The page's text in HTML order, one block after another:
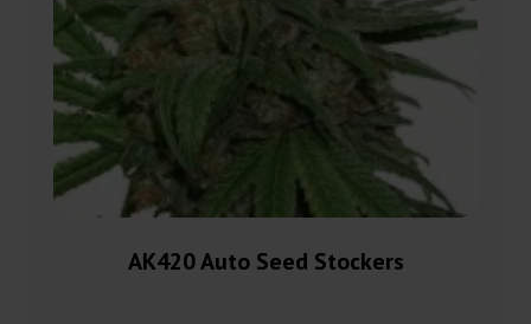
AK420 Auto Seed Stockers